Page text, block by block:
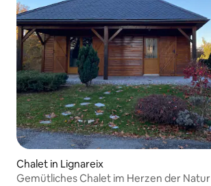
Chalet in Lignareix
Gemütliches Chalet im Herzen der Natur